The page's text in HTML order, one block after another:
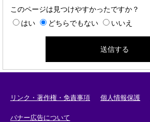
このページは見つけやすかったですか？
はい
どちらでもない いいえ
リンク・著作権・免責事項 個人情報保護
バナー広告について